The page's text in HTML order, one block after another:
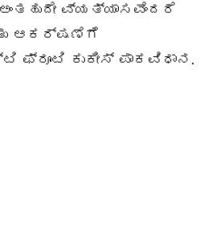
ವ್ಯತ್ಯಾಸವೆಂದರೆ
ಆಕರ್ಷಣೆಗೆ
ಫ್ರೂಟಿ ಕುಕೀಸ್ ಪಾಕವಿಧಾನ.